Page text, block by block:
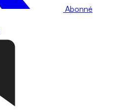
Abonné